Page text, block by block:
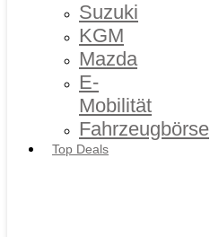
Suzuki
KGM
Mazda
E-
Mobilität
Fahrzeugbörse
Top Deals